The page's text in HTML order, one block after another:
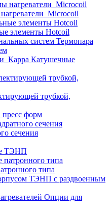
элементы Hotcoil
Термопара
Катушечные
трубкой,
форм
сечения
сечения
ТЭНП
типа
ТЭНП с раздвоенным
Опции для